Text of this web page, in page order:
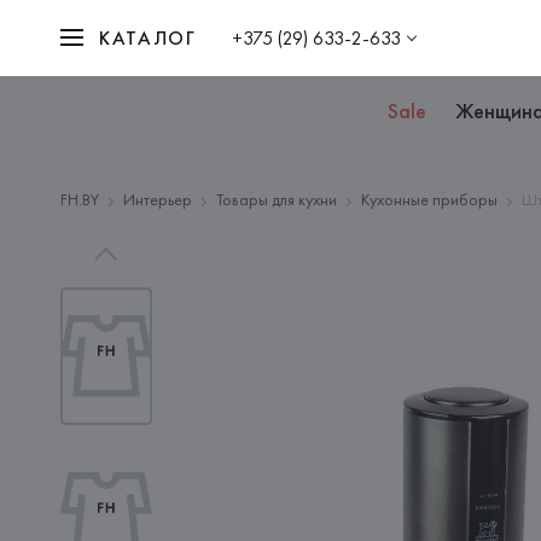
КАТАЛОГ +375 (29) 633-2-633
Sale
FH.BY Интерьер Товары для кухни Кухонные приборы